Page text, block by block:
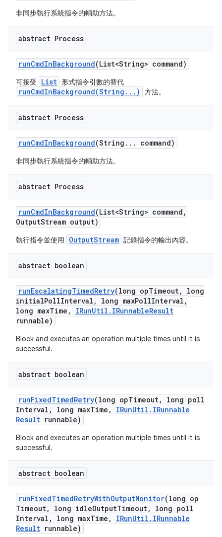
非同步執行系統指令的輔助方法。
abstract Process
runCmdInBackground(List<String> command)
可接受 List 形式指令引數的替代
runCmdInBackground(String...) 方法。
abstract Process
runCmdInBackground(String . . . command)
非同步執行系統指令的輔助方法。
abstract Process
runCmdInBackground(List<String> command ,
OutputStream output)
執行指令並使用 OutputStream 記錄指令的輸出內容。
abstract boolean
runEscalatingTimedRetry(long opTimeout,
long
initialPollInterval , long maxPollInterval ,
long maxTime , IRunUtil . IRunnableResult
runnable)
Block and executes an operation multiple times until it is
successful.
abstract boolean
runFixedTimedRetry(long opTimeout,
long poll
Interval , long maxTime , IRunUtil . IRunnable
Result runnable)
Block and executes an operation multiple times until it is
successful.
abstract boolean
runFixedTimedRetryWithOutputMonitor(long op
Timeout, long idleOutputTimeout,
long poll
Interval , long maxTime , IRunUtil . IRunnable
Result runnable)